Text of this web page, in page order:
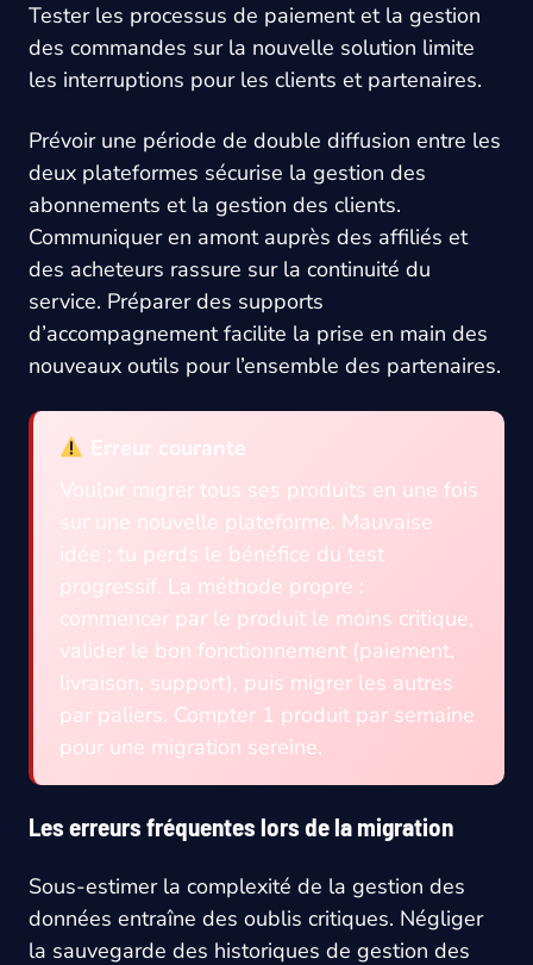
Tester les processus de paiement et la gestion
des commandes sur la nouvelle solution limite
les interruptions pour les clients et partenaires.
Prévoir une période de double diffusion entre les
deux plateformes sécurise la gestion des
abonnements et la gestion des clients.
Communiquer en amont auprès des affiliés et
des acheteurs rassure sur la continuité du
service. Préparer des supports
d’accompagnement facilite la prise en main des
nouveaux outils pour l’ensemble des partenaires.
Erreur courante
Vouloir migrer tous ses produits en une fois
sur une nouvelle plateforme. Mauvaise
idée : tu perds le bénéfice du test
progressif. La méthode propre :
commencer par le produit le moins critique,
valider le bon fonctionnement (paiement,
livraison, support), puis migrer les autres
par paliers. Compter 1 produit par semaine
pour une migration sereine.
Les erreurs fréquentes lors de la migration
Sous-estimer la complexité de la gestion des
données entraîne des oublis critiques. Négliger
la sauvegarde des historiques de gestion des